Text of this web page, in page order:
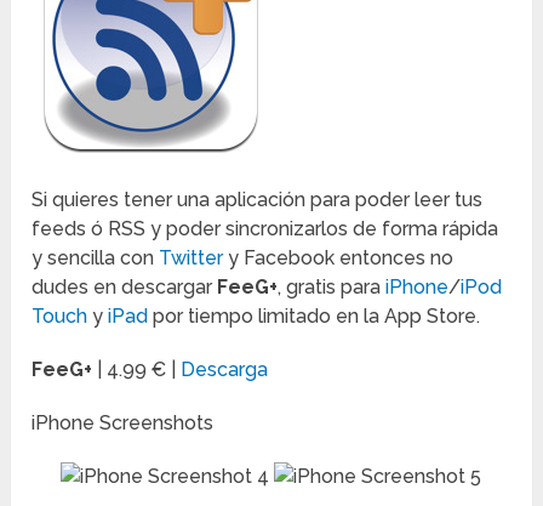
Si quieres tener una aplicación para poder leer tus
feeds ó RSS y poder sincronizarlos de forma rápida
y sencilla con Twittery Facebook entonces no
dudes en descargar FeeG+, gratis paraiPhone/iPod
Touch yiPad por tiempo limitado en la App Store.
FeeG+ | 4.99 € | Descarga
iPhone Screenshots